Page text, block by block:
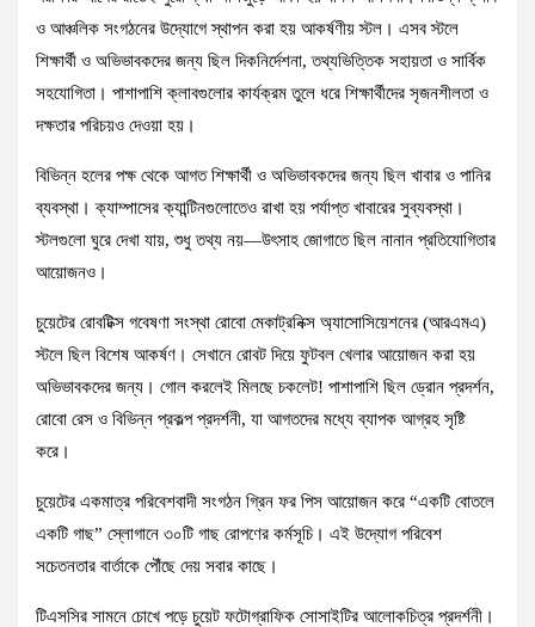
ও আঞ্চলিক সংগঠনের উদ্যোগে স্থাপন করা হয় আকর্ষণীয় স্টল। এসব স্টলে
শিক্ষার্থী ও অভিভাবকদের জন্য ছিল দিকনির্দেশনা, তথ্যভিত্তিক সহায়তা ও সার্বিক
সহযোগিতা। পাশাপাশি ক্লাবগুলোর কার্যক্রম তুলে ধরে শিক্ষার্থীদের সৃজনশীলতা ও
দক্ষতার পরিচয়ও দেওয়া হয়।
বিভিন্ন হলের পক্ষ থেকে আগত শিক্ষার্থী ও অভিভাবকদের জন্য ছিল খাবার ও পানির
ব্যবস্থা। ক্যাম্পাসের ক্যান্টিনগুলোতেও রাখা হয় পর্যাপ্ত খাবারের সুব্যবস্থা।
স্টলগুলো ঘুরে দেখা যায়, শুধু তথ্য নয়—উৎসাহ জোগাতে ছিল নানান প্রতিযোগিতার
আয়োজনও।
চুয়েটের রোবটিক্স গবেষণা সংস্থা রোবো মেকাট্রনিক্স অ্যাসোসিয়েশনের (আরএমএ)
স্টলে ছিল বিশেষ আকর্ষণ। সেখানে রোবট দিয়ে ফুটবল খেলার আয়োজন করা হয়
অভিভাবকদের জন্য। গোল করলেই মিলছে চকলেট! পাশাপাশি ছিল ড্রোন প্রদর্শন,
রোবো রেস ও বিভিন্ন প্রকল্প প্রদর্শনী, যা আগতদের মধ্যে ব্যাপক আগ্রহ সৃষ্টি
করে।
চুয়েটের একমাত্র পরিবেশবাদী সংগঠন গ্রিন ফর পিস আয়োজন করে “একটি বোতলে
একটি গাছ” স্লোগানে ৩০টি গাছ রোপণের কর্মসূচি। এই উদ্যোগ পরিবেশ
সচেতনতার বার্তাকে পৌঁছে দেয় সবার কাছে।
টিএসসির সামনে চোখে পড়ে চুয়েট ফটোগ্রাফিক সোসাইটির আলোকচিত্র প্রদর্শনী।